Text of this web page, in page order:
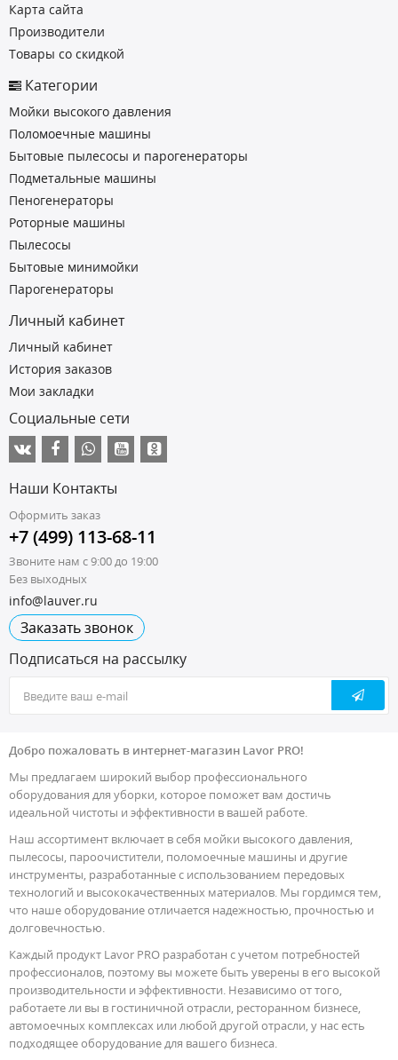
Карта сайта
Производители
Товары со скидкой
Категории
Мойки высокого давления
Поломоечные машины
Бытовые пылесосы и парогенераторы
Подметальные машины
Пеногенераторы
Роторные машины
Пылесосы
Бытовые минимойки
Парогенераторы
Личный кабинет
Личный кабинет
История заказов
Мои закладки
Социальные сети
Наши Контакты
Оформить заказ
+7 (499) 113-68-11
Звоните нам с 9:00 до 19:00
Без выходных
info@lauver.ru
Заказать звонок
Подписаться на рассылку
Добро пожаловать в интернет-магазин Lavor PRO!
Мы предлагаем широкий выбор профессионального
оборудования для уборки, которое поможет вам достичь
идеальной чистоты и эффективности в вашей работе.
Наш ассортимент включает в себя мойки высокого давления,
пылесосы, пароочистители, поломоечные машины и другие
инструменты, разработанные с использованием передовых
технологий и высококачественных материалов. Мы гордимся тем,
что наше оборудование отличается надежностью, прочностью и
долговечностью.
Каждый продукт Lavor PRO разработан с учетом потребностей
профессионалов, поэтому вы можете быть уверены в его высокой
производительности и эффективности. Независимо от того,
работаете ли вы в гостиничной отрасли, ресторанном бизнесе,
автомоечных комплексах или любой другой отрасли, у нас есть
подходящее оборудование для вашего бизнеса.